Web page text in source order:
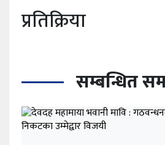
प्रतिक्रिया
सम्बन्धित